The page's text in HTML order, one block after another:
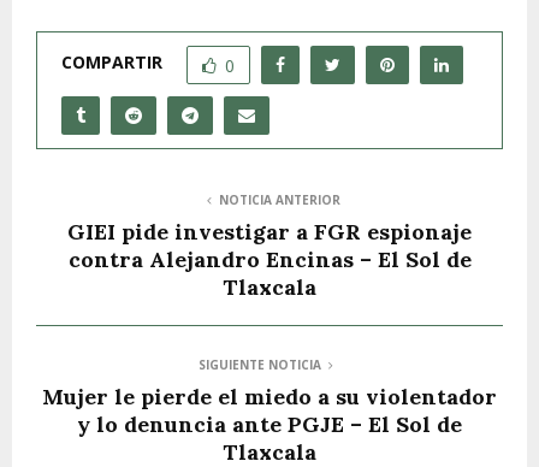
COMPARTIR 0
NOTICIA ANTERIOR
GIEI pide investigar a FGR espionaje
contra Alejandro Encinas – El Sol de
Tlaxcala
SIGUIENTE NOTICIA
Mujer le pierde el miedo a su violentador
y lo denuncia ante PGJE – El Sol de
Tlaxcala